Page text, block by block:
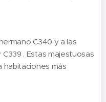
C340 y a las
. Estas majestuosas
habitaciones más